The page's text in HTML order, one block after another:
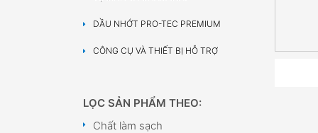
DẦU NHỚT PRO-TEC PREMIUM
CÔNG CỤ VÀ THIẾT BỊ HỖ TRỢ
LỌC SẢN PHẨM THEO:
Chất làm sạch